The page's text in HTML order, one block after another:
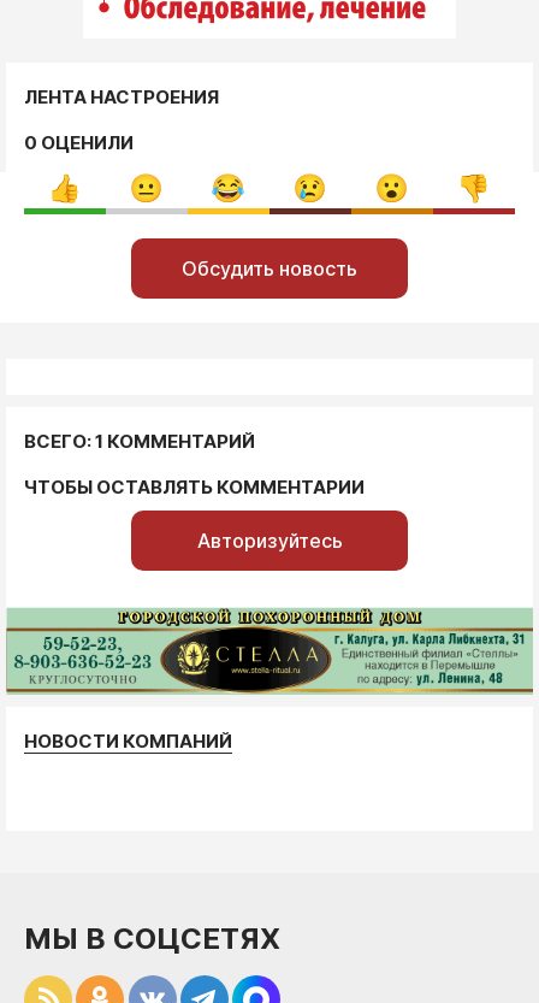
ЛЕНТА НАСТРОЕНИЯ
0 ОЦЕНИЛИ
Обсудить новость
ВСЕГО: 1 КОММЕНТАРИЙ
ЧТОБЫ ОСТАВЛЯТЬ КОММЕНТАРИИ
Авторизуйтесь
НОВОСТИ КОМПАНИЙ
МЫ В СОЦСЕТЯХ